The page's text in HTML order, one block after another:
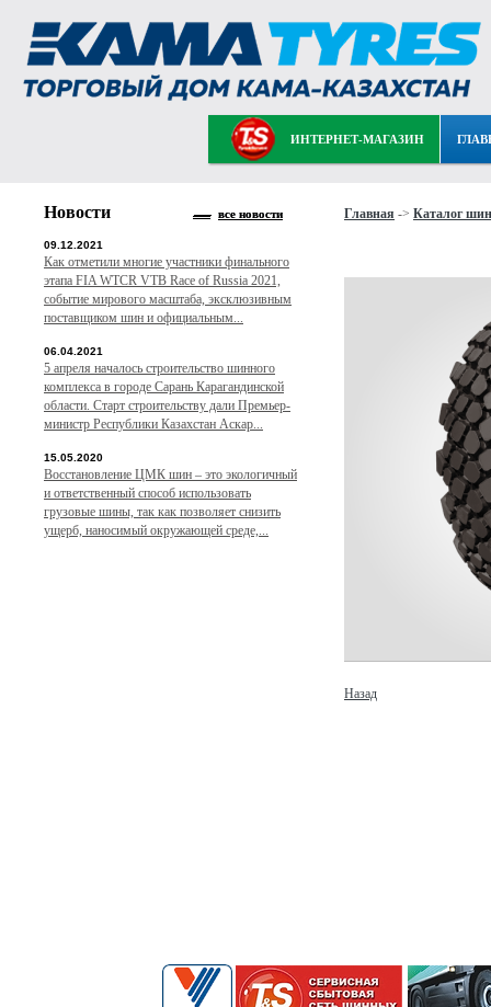
ИНТЕРНЕТ-МАГАЗИН
Главная -> Каталог шин
Назад
Новости все новости
09.12.2021
Как отметили многие участники финального
этапа FIA WTCR VTB Race of Russia 2021,
событие мирового масштаба, эксклюзивным
поставщиком шин и официальным...
06.04.2021
5 апреля началось строительство шинного
комплекса в городе Сарань Карагандинской
области. Старт строительству дали Премьер-
министр Республики Казахстан Аскар...
15.05.2020
Восстановление ЦМК шин – это экологичный
и ответственный способ использовать
грузовые шины, так как позволяет снизить
ущерб, наносимый окружающей среде,...